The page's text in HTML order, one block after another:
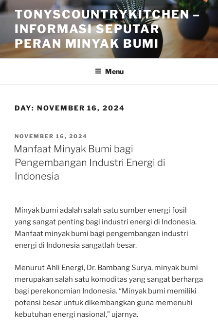
Skip
to
content
TONYSCOUNTRYKITCHEN –
INFORMASI SEPUTAR
PERAN MINYAK BUMI
Menu
DAY: NOVEMBER 16, 2024
POSTED
ON
NOVEMBER 16, 2024
Manfaat Minyak Bumi bagi
Pengembangan Industri Energi di
Indonesia
Minyak bumi adalah salah satu sumber energi fosil
yang sangat penting bagi industri energi di Indonesia.
Manfaat minyak bumi bagi pengembangan industri
energi di Indonesia sangatlah besar.
Menurut Ahli Energi, Dr. Bambang Surya, minyak bumi
merupakan salah satu komoditas yang sangat berharga
bagi perekonomian Indonesia. “Minyak bumi memiliki
potensi besar untuk dikembangkan guna memenuhi
kebutuhan energi nasional,” ujarnya.